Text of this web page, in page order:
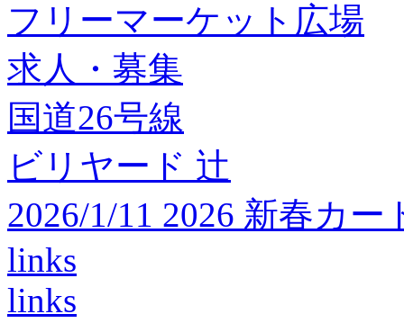
フリーマーケット広場
求人・募集
国道26号線
ビリヤード 辻
2026/1/11 2026 新春カ
links
links